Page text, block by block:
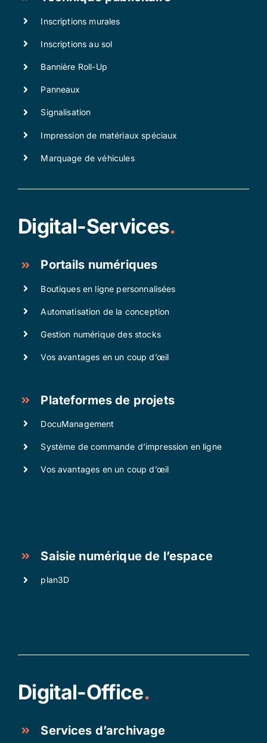
Inscriptions murales
Inscriptions au sol
Bannière Roll-Up
Panneaux
Signalisation
Impression de matériaux spéciaux
Marquage de véhicules
Digital-Services.
Portails numériques
Boutiques en ligne personnalisées
Automatisation de la conception
Gestion numérique des stocks
Vos avantages en un coup d’œil
Plateformes de projets
DocuManagement
Système de commande d’impression en ligne
Vos avantages en un coup d’œil
Saisie numérique de l’espace
plan3D
Digital-Office.
Services d’archivage